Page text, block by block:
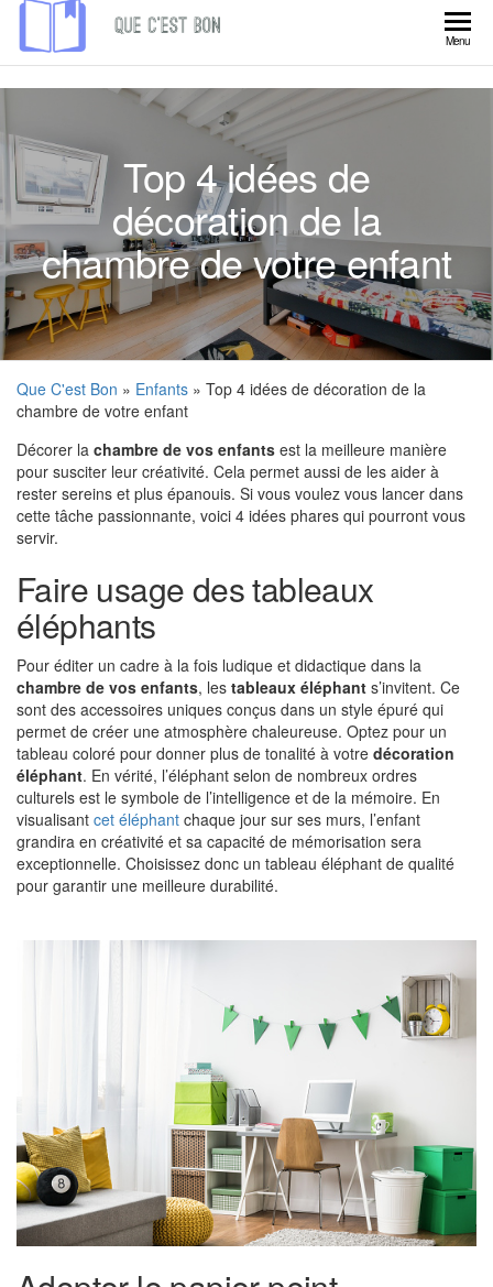
Skip
the
C'est
Menu
Top 4 idées de
décoration de la
chambre de votre enfant
Que C'est Bon » Enfants » Top 4 idées de décoration de la
chambre de votre enfant
Décorer la chambre de vos enfants est la meilleure manière
pour susciter leur créativité. Cela permet aussi de les aider à
rester sereins et plus épanouis. Si vous voulez vous lancer dans
cette tâche passionnante, voici 4 idées phares qui pourront vous
servir.
Faire usage des tableaux
éléphants
Pour éditer un cadre à la fois ludique et didactique dans la
chambre de vos enfants, les tableaux éléphant s’invitent. Ce
sont des accessoires uniques conçus dans un style épuré qui
permet de créer une atmosphère chaleureuse. Optez pour un
tableau coloré pour donner plus de tonalité à votre décoration
éléphant. En vérité, l’éléphant selon de nombreux ordres
culturels est le symbole de l’intelligence et de la mémoire. En
visualisant cet éléphant chaque jour sur ses murs, l’enfant
grandira en créativité et sa capacité de mémorisation sera
exceptionnelle. Choisissez donc un tableau éléphant de qualité
pour garantir une meilleure durabilité.